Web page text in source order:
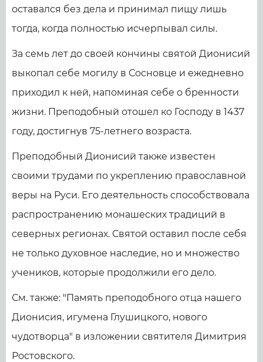
оставался без дела и принимал пищу лишь
тогда, когда полностью исчерпывал силы.
За семь лет до своей кончины святой Дионисий
выкопал себе могилу в Сосновце и ежедневно
приходил к ней, напоминая себе о бренности
жизни. Преподобный отошел ко Господу в 1437
году, достигнув 75-летнего возраста.
Преподобный Дионисий также известен
своими трудами по укреплению православной
веры на Руси. Его деятельность способствовала
распространению монашеских традиций в
северных регионах. Святой оставил после себя
не только духовное наследие, но и множество
учеников, которые продолжили его дело.
См. также: "Память преподобного отца нашего
Дионисия, игумена Глушицкого, нового
чудотворца" в изложении святителя Димитрия
Ростовского.